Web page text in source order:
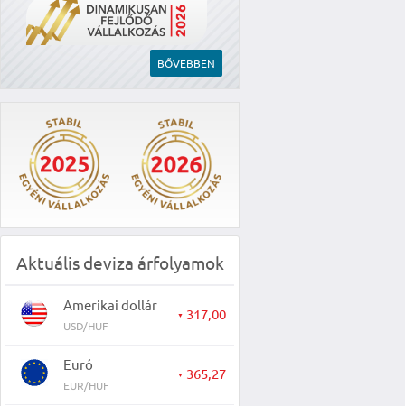
BŐVEBBEN
Aktuális deviza árfolyamok
Amerikai dollár
USD/HUF
▼ 317,00
Euró
EUR/HUF
▼ 365,27